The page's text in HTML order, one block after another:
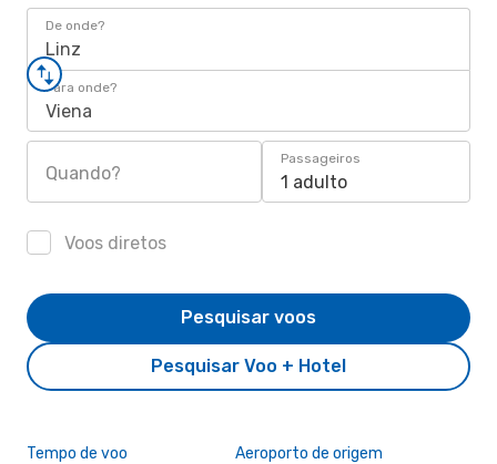
De onde?
Linz
Para onde?
Viena
Quando?
Passageiros
1 adulto
Voos diretos
Pesquisar Voo + Hotel
Pesquisar voos
Tempo de voo Aeroporto de origem